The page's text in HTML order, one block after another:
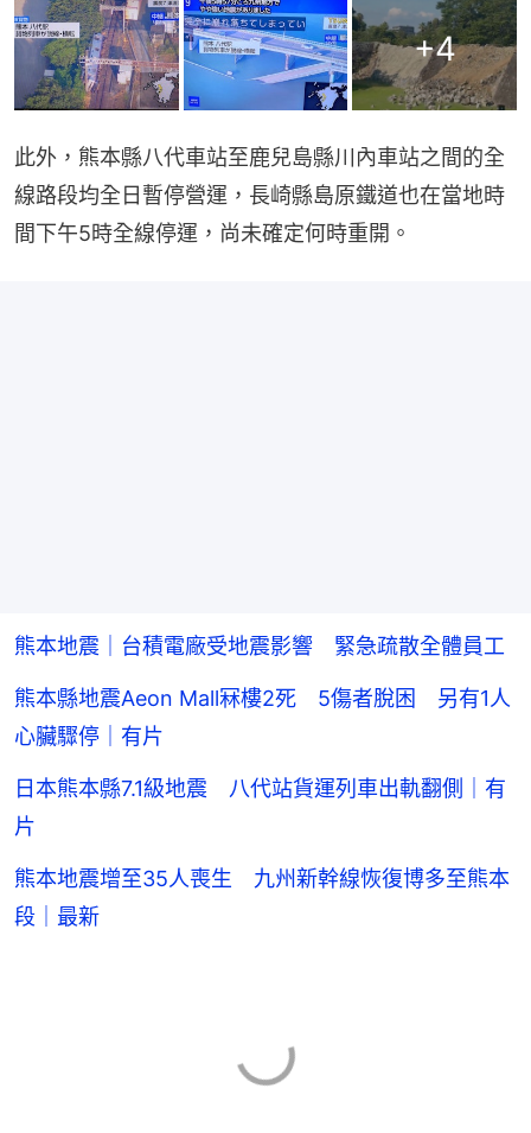
+4
此外，熊本縣八代車站至鹿兒島縣川內車站之間的全
線路段均全日暫停營運，長崎縣島原鐵道也在當地時
間下午5時全線停運，尚未確定何時重開。
熊本地震｜台積電廠受地震影響 緊急疏散全體員工
熊本縣地震Aeon Mall冧樓2死 5傷者脫困 另有1人
心臟驟停｜有片
日本熊本縣7.1級地震 八代站貨運列車出軌翻側｜有
片
熊本地震增至35人喪生 九州新幹線恢復博多至熊本
段｜最新